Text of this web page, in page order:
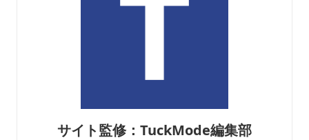
サイト監修：TuckMode編集部